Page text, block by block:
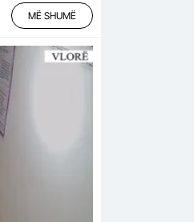
MË SHUMË